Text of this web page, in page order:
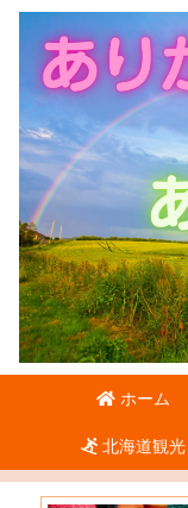
ホーム
北海道観光